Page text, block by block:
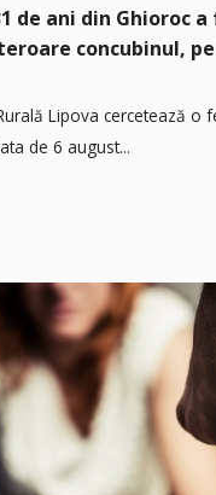
de ani din Ghioroc
concubinul,
Lipova cercetează o
de 6 august...